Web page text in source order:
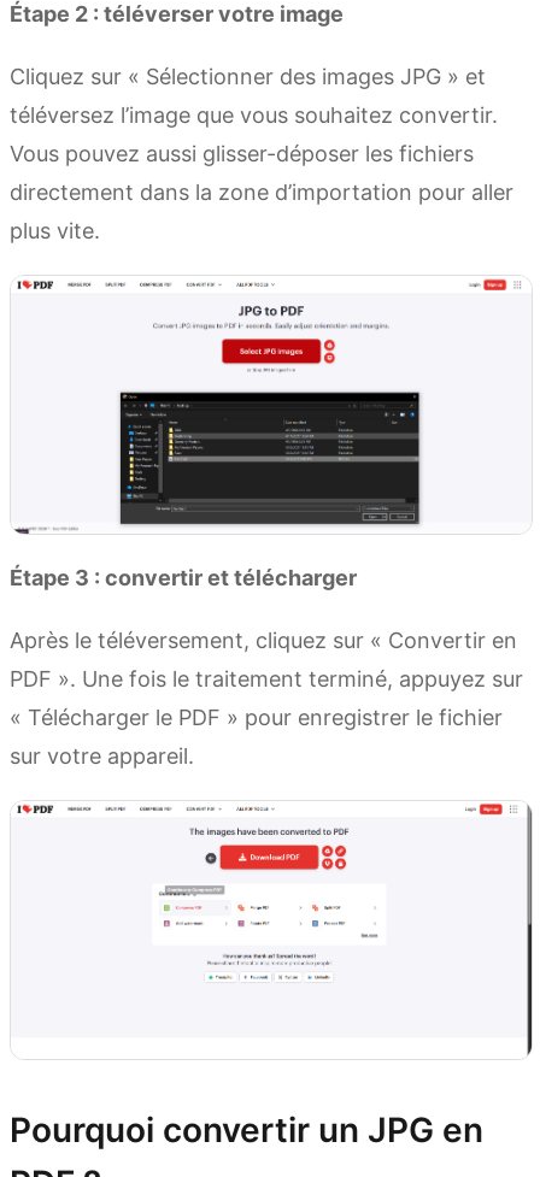
Étape 2 : téléverser votre image
Cliquez sur « Sélectionner des images JPG » et
téléversez l’image que vous souhaitez convertir.
Vous pouvez aussi glisser-déposer les fichiers
directement dans la zone d’importation pour aller
plus vite.
Étape 3 : convertir et télécharger
Après le téléversement, cliquez sur « Convertir en
PDF ». Une fois le traitement terminé, appuyez sur
« Télécharger le PDF » pour enregistrer le fichier
sur votre appareil.
Pourquoi convertir un JPG en